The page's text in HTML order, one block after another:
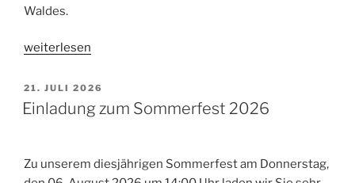
Waldes.
„Einladung
Wanderung
von
den
Čerchov
weiterlesen
VERÖFFENTLICHT
AM
21. JULI 2026
Einladung zum Sommerfest 2026
Zu unserem diesjährigen Sommerfest am Donnerstag,